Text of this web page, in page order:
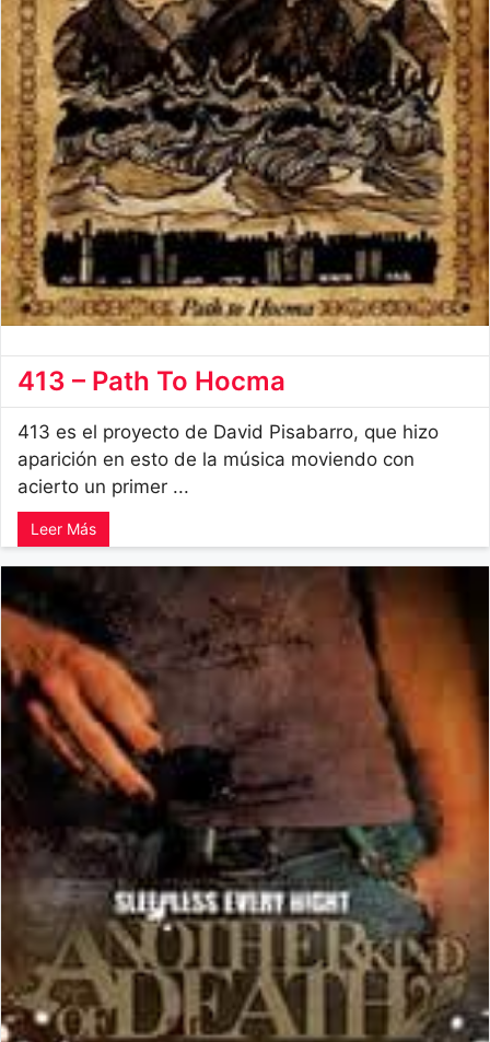
413 – Path To Hocma
413 es el proyecto de David Pisabarro, que hizo
aparición en esto de la música moviendo con
acierto un primer ...
Leer Más